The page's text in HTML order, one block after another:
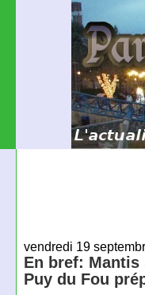
vendredi 19
En bref: Mantis
Puy du Fou